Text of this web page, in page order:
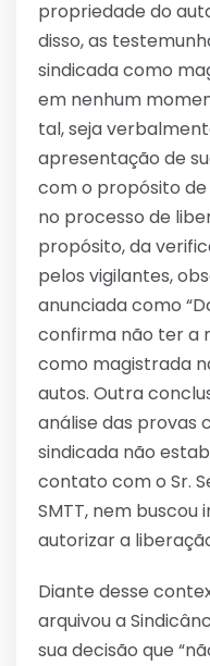
propriedade do
disso, as
sindicada como
em nenhum
tal, seja
apresentação de
com o propósito
no processo de
propósito, da
pelos vigilantes,
anunciada como
confirma não ter a
como magistrada
autos. Outra
análise das provas
sindicada não
contato com o Sr.
SMTT, nem buscou
autorizar a
Diante desse
arquivou a
sua decisão que